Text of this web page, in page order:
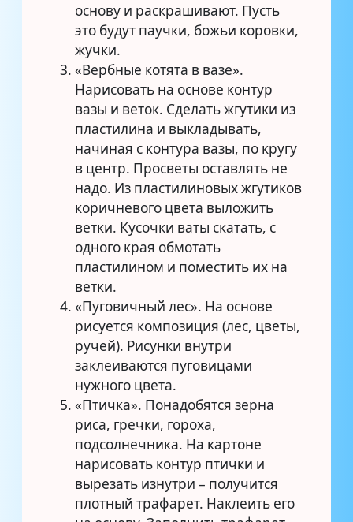
основу и раскрашивают. Пусть
это будут паучки, божьи коровки,
жучки.
«Вербные котята в вазе».
Нарисовать на основе контур
вазы и веток. Сделать жгутики из
пластилина и выкладывать,
начиная с контура вазы, по кругу
в центр. Просветы оставлять не
надо. Из пластилиновых жгутиков
коричневого цвета выложить
ветки. Кусочки ваты скатать, с
одного края обмотать
пластилином и поместить их на
ветки.
«Пуговичный лес». На основе
рисуется композиция (лес, цветы,
ручей). Рисунки внутри
заклеиваются пуговицами
нужного цвета.
«Птичка». Понадобятся зерна
риса, гречки, гороха,
подсолнечника. На картоне
нарисовать контур птички и
вырезать изнутри – получится
плотный трафарет. Наклеить его